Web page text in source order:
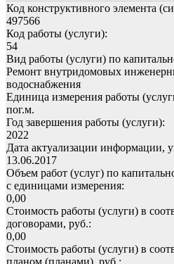
Код конструктивного элемента
497566
Код работы (услуги):
54
Вид работы (услуги) по
Ремонт внутридомовых
водоснабжения
Единица измерения работы
пог.м.
Год завершения работы (услуги):
2022
Дата актуализации информации,
13.06.2017
Объем работ (услуг) по
с единицами измерения:
0,00
Стоимость работы (услуги) в
договорами, руб.:
0,00
Стоимость работы (услуги) в
планом (планами), руб.: